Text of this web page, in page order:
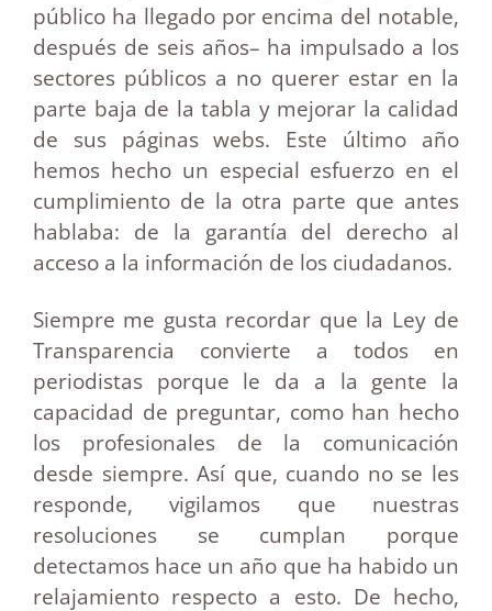
público ha llegado por encima del notable,
después de seis años– ha impulsado a los
sectores públicos a no querer estar en la
parte baja de la tabla y mejorar la calidad
de sus páginas webs. Este último año
hemos hecho un especial esfuerzo en el
cumplimiento de la otra parte que antes
hablaba: de la garantía del derecho al
acceso a la información de los ciudadanos.
Siempre me gusta recordar que la Ley de
Transparencia convierte a todos en
periodistas porque le da a la gente la
capacidad de preguntar, como han hecho
los profesionales de la comunicación
desde siempre. Así que, cuando no se les
responde, vigilamos que nuestras
resoluciones se cumplan porque
detectamos hace un año que ha habido un
relajamiento respecto a esto. De hecho,